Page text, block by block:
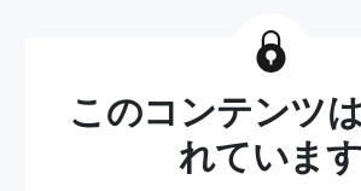
このコンテンツ
れています